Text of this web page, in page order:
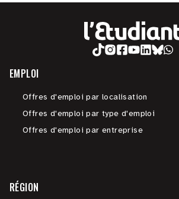
EMPLOI
Offres d'emploi par localisation
Offres d'emploi par type d'emploi
Offres d'emploi par entreprise
RÉGION